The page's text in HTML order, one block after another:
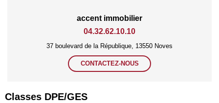
accent immobilier
04.32.62.10.10
37 boulevard de la République, 13550 Noves
CONTACTEZ-NOUS
Classes DPE/GES